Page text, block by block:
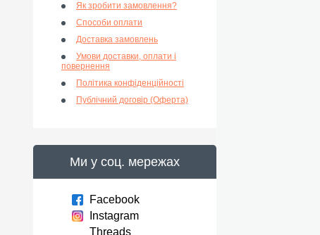
Як зробити замовлення?
Способи оплати
Доставка замовлень
Умови доставки, оплати і
повернення
Політика конфіденційності
Публічний договір (Оферта)
Ми у соц. мережах
Facebook
Instagram
Threads